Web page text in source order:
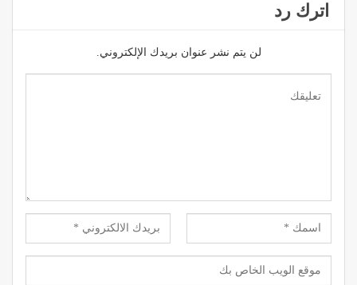
اترك رد
لن يتم نشر عنوان بريدك الإلكتروني.